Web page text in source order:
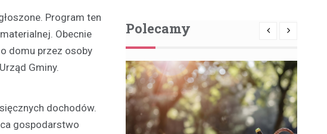
Program ten
Obecnie
domu przez osoby
Gminy.
dochodów.
gospodarstwo
Polecamy